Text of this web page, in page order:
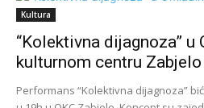
Kultura
“Kolektivna dijagnoza” u
kulturnom centru Zabjelo
Performans “Kolektivna dijagnoza”